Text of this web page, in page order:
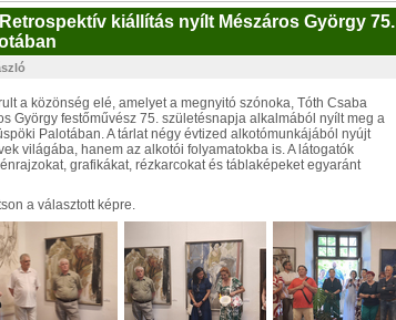
kiállítás nyílt Mészáros György 75.
a közönség elé, amelyet a megnyitó szónoka, Tóth Csaba
György festőművész 75. születésnapja alkalmából nyílt meg a
Palotában. A tárlat négy évtized alkotómunkájából nyújt
világába, hanem az alkotói folyamatokba is. A látogatók
grafikákat, rézkarcokat és táblaképeket egyaránt
a választott képre.